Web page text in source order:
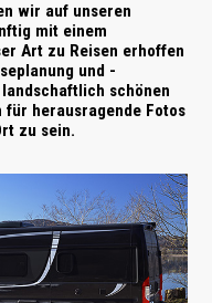
wir auf unseren
mit einem
Art zu Reisen erhoffen
und -
schönen
für herausragende Fotos
zu sein.